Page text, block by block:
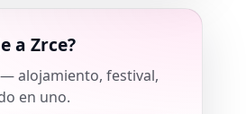
a Zrce?
alojamiento, festival,
en uno.